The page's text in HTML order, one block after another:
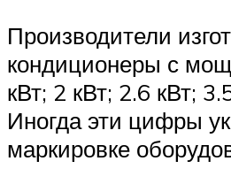
Производители
кондиционеры с
кВт; 2 кВт; 2.6 кВт;
Иногда эти цифры
маркировке